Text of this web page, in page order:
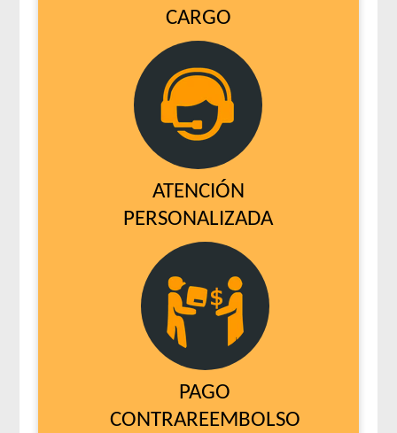
CARGO
ATENCIÓN
PERSONALIZADA
PAGO
CONTRAREEMBOLSO